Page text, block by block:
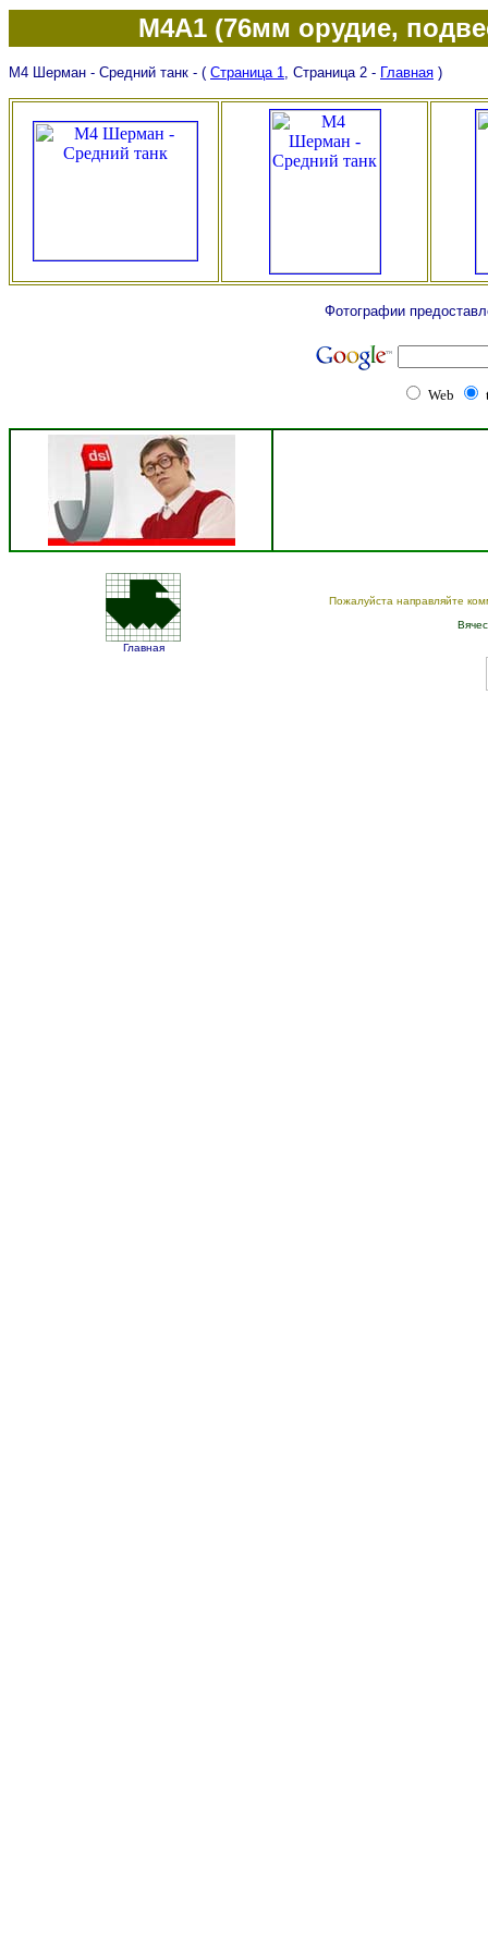
М4А1 (76мм орудие,
М4 Шерман - Средний танк - ( Страница 1, Страница 2 - Главная )
Фотографии
Web
Главная
Пожалуйста направляйте